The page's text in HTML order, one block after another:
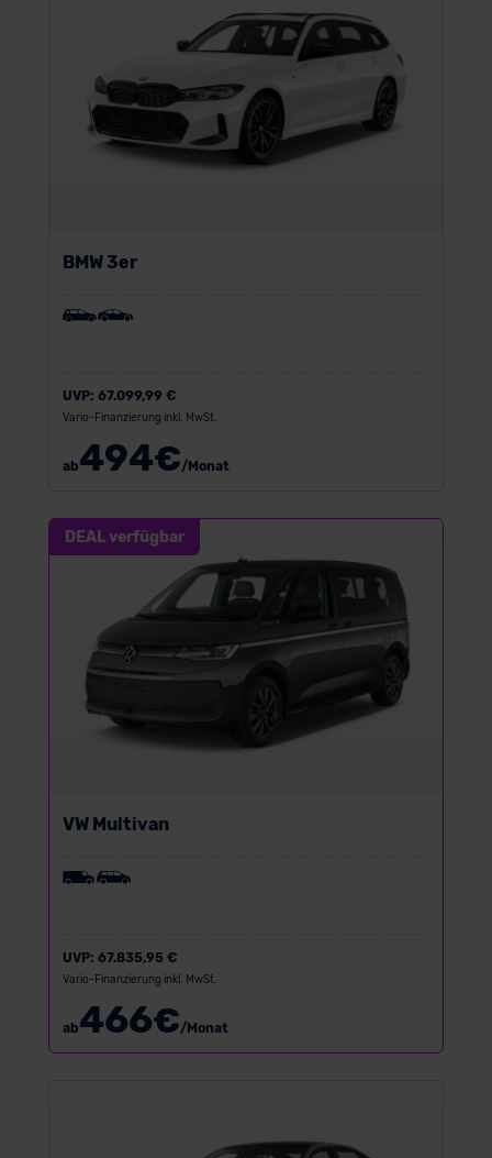
BMW 3er
UVP: 67.099,99 €
Vario-Finanzierung inkl. MwSt.
ab494€/Monat
DEAL verfügbar
VW Multivan
UVP: 67.835,95 €
Vario-Finanzierung inkl. MwSt.
ab466€/Monat